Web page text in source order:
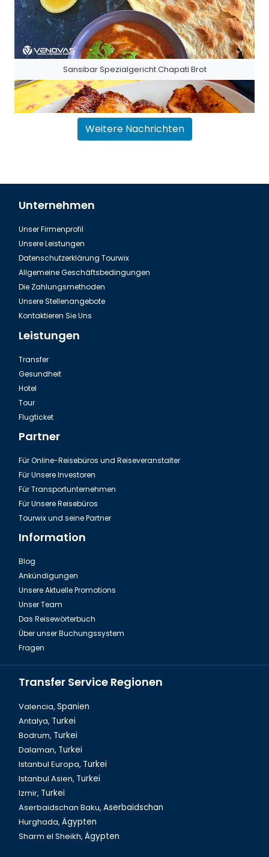
Sansibar Spezialgericht Chapati Brot
Sansibar Ndizi Kaanga Gebratene Banane
Sansibar Reis ist bestimmt für jeden Essbar
Sansibar National Essen Ugali
Weitere Nachrichten
Unternehmen
Unser Firmenprofil
Unsere Leistungen
Datenschutzerklärung Tourwix
Allgemeine Geschäftsbedingungen
Die Zahlungsmethoden
Unsere Stellenangebote
Kontaktieren Sie Uns
Leistungen
Transfer
Gesundheit
Hotel
Tour
Flugticket
Partner
Für Online-Reisebüros und Reiseveranstalter
Für Unsere Investoren
Für Transportunternehmen
Für Unsere Reisebüros
Tourwix und seine Partner
Information
Blog
Ankündigungen
Unsere Aktuelle Promotions
Unser Team
Das Reisewörterbuch
Über unser Buchungssystem
Fragen
Transfer Service Regionen
Valencia, Spanien
Antalya, Turkei
Bodrum, Turkei
Dalaman, Turkei
Istanbul Europa, Turkei
Istanbul Asien, Turkei
Izmir, Turkei
Aserbaidschan Baku, Aserbaidschan
Hurghada, Ägypten
Sharm el Sheikh, Ägypten